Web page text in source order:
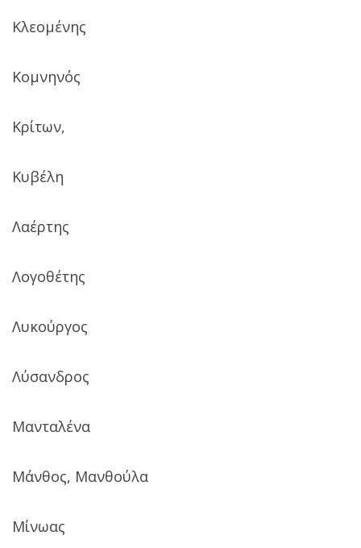
Κλεομένης
Κομνηνός
Κρίτων,
Κυβέλη
Λαέρτης
Λογοθέτης
Λυκούργος
Λύσανδρος
Μανταλένα
Μάνθος, Μανθούλα
Μίνωας